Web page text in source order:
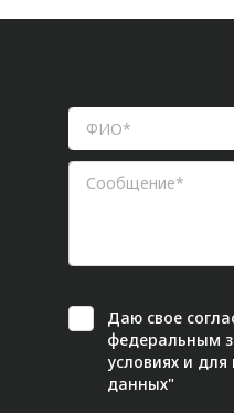
Даю свое
федеральным
условиях и
данных"